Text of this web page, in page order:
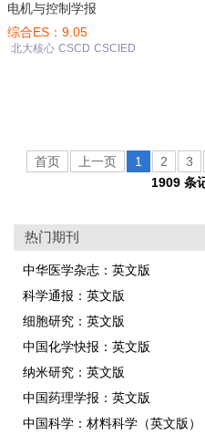
电机与控制学报
综合ES：9.05
北大核心 CSCD CSCIED
首页 上一页 1 2 3
1909 条
热门期刊
中华医学杂志：英文版
科学通报：英文版
细胞研究：英文版
中国化学快报：英文版
纳米研究：英文版
中国药理学报：英文版
中国科学：材料科学（英文版）